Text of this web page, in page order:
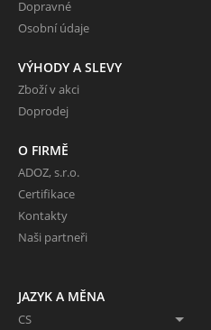
Dopravné
Osobní údaje
VÝHODY A SLEVY
Zboží v akci
Doprodej
O FIRMĚ
ADOZ, s.r.o.
Certifikace
Kontakty
Naši partneři
JAZYK A MĚNA
CS